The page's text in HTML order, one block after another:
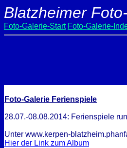
Blatzheimer
Foto-Galerie-Start Foto-Galerie-
Foto-Galerie Ferienspiele
28.07.-08.08.2014: Ferienspiele
Unter www.kerpen-
Hier der Link zum Album